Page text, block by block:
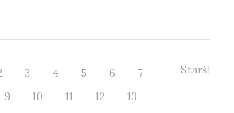
3 4 5 6
7
9 10 11 12
13
Starší